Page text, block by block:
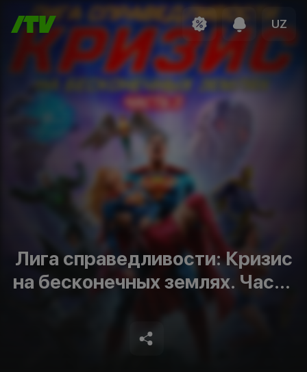
UZ
Лига справедливости: Кризис
на бесконечных землях. Часть